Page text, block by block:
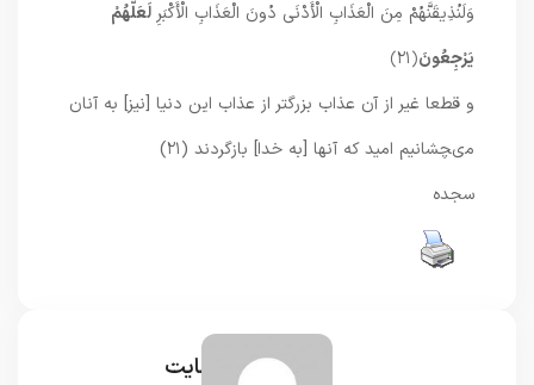
وَلَنُذِيقَنَّهُمْ مِنَ الْعَذَابِ الْأَدْنَى دُونَ الْعَذَابِ الْأَكْبَرِ لَعَلَّهُمْ
يَرْجِعُونَ﴿۲۱﴾
و قطعا غير از آن عذاب بزرگتر از عذاب اين دنيا [نيز] به آنان
مى‏چشانيم اميد كه آنها [به خدا] بازگردند (۲۱)
سجده
مدیر سایت